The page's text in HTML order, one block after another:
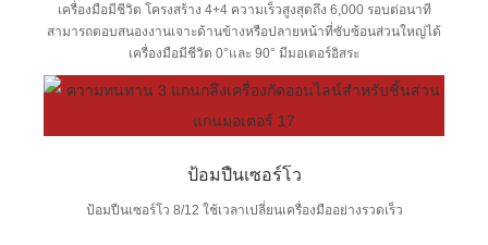
เครื่องมือมีชีวิต โครงสร้าง 4+4 ความเร็วสูงสุดถึง 6,000 รอบต่อนาที
สามารถตอบสนองงานเจาะด้านข้างหรือปลายหน้าที่ซับซ้อนส่วนใหญ่ได้
เครื่องมือมีชีวิต 0°และ 90° มีมอเตอร์อิสระ
ป้อมปืนเซอร์โว
ป้อมปืนเซอร์โว 8/12 ใช้เวลาเปลี่ยนเครื่องมืออย่างรวดเร็ว